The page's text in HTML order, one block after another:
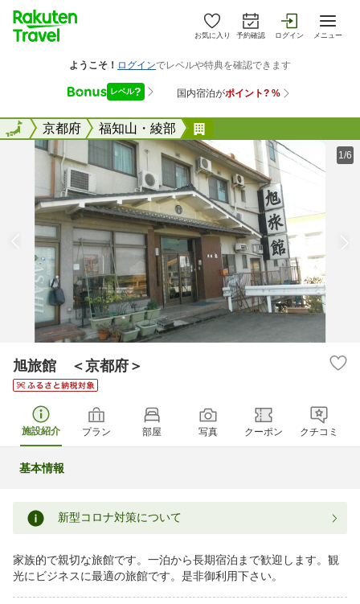
お気に入り 予約確認 ログイン メニュー
全国京都府 福知山・綾部
全国
1/6
旭旅館 ＜京都府＞
施設紹介 プラン 部屋 写真 クーポン クチコミ
基本情報
新型コロナ対策について
家族的で親切な旅館です。一泊から長期宿泊まで歓迎します。観
光にビジネスに最適の旅館です。是非御利用下さい。